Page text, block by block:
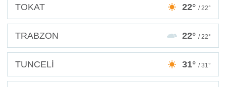
TOKAT 22° / 22°
TRABZON 22° / 22°
TUNCELİ 31° / 31°